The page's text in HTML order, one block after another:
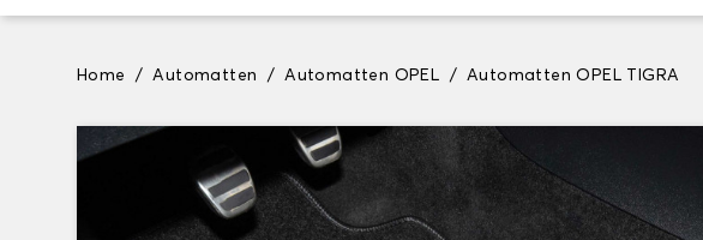
Home Automatten Automatten OPEL Automatten OPEL TIGRA